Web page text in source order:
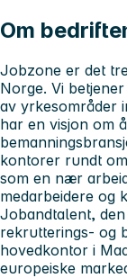
Om
Jobzone er det
Norge. Vi
av yrkesområder
har en visjon om
kontorer rundt
som en nær
medarbeidere og
Jobandtalent,
rekrutterings- og
hovedkontor i
europeiske